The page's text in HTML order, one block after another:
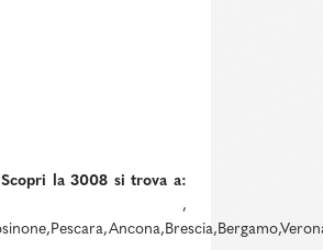
la 3008 si trova a:
,